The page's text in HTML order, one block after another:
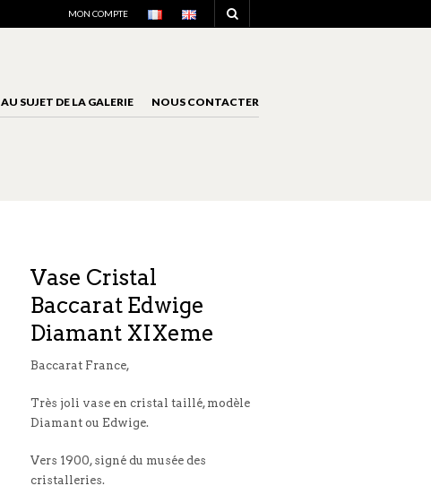
MON COMPTE
AU SUJET DE LA GALERIE NOUS CONTACTER
Vase Cristal
Baccarat Edwige
Diamant XIXeme
Baccarat France,
Très joli vase en cristal taillé, modèle
Diamant ou Edwige.
Vers 1900, signé du musée des
cristalleries.